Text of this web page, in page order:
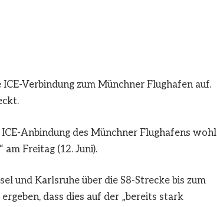
Verbindung zum Münchner Flughafen auf.
Anbindung des Münchner Flughafens wohl
Freitag (12. Juni).
und Karlsruhe über die S8-Strecke bis zum
dass dies auf der „bereits stark